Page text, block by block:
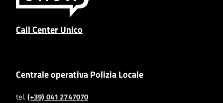
Call Center Unico
Centrale operativa Polizia Locale
tel.(+39) 041 2747070